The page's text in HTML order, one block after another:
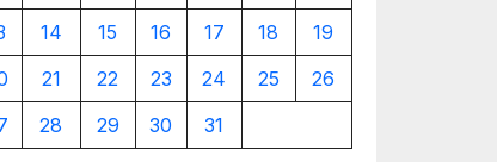
14 15 16 17 18
19
21 22 23 24 25
26
28 29 30 31